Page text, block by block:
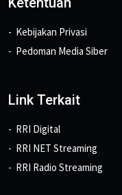
Kebijakan Privasi
Pedoman Media Siber
Link Terkait
RRI Digital
RRI NET Streaming
RRI Radio Streaming